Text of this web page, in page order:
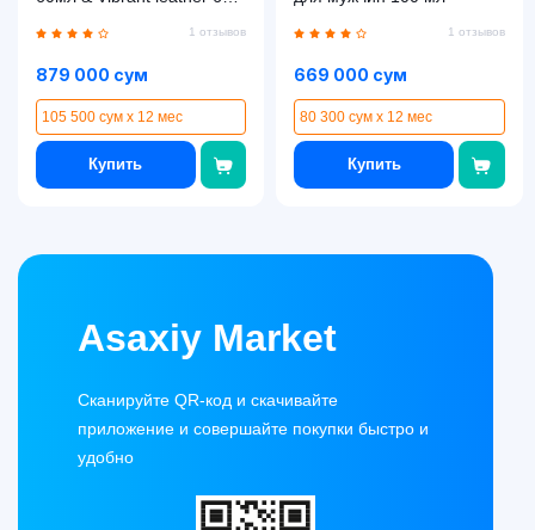
1 отзывов
879 000 сум
105 500 сум x 12 мес
Купить
1 отзывов
669 000 сум
80 300 сум x 12 мес
Купить
Asaxiy Market
Сканируйте QR-код и скачивайте
приложение и совершайте покупки быстро и
удобно